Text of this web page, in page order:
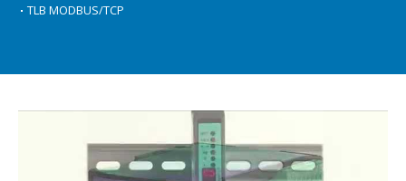
ESPAÑOL
TLB MODBUS/TCP